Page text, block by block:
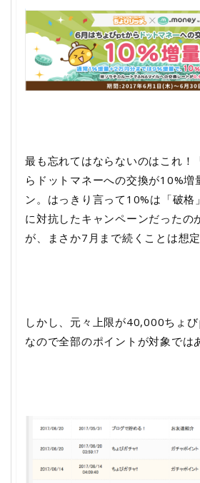
最も忘れてはならないのはこれ！
らドットマネーへの交換が10%増
ン。はっきり言って10%は「破格
に対抗したキャンペーンだったの
が、まさか7月まで続くことは想定
しかし、元々上限が40,000ちょ
なので全部のポイントが対象では